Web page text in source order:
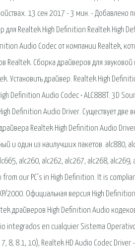
13 сен 2017 - 3 мин. - Добавлено
для Realtek High Definition Realtek High
Audio Codec от компании Realtek,
Realtek. Сборка драйверов для
Установить драйвер. Realtek High
Definition Audio Codec • ALC888T. 3D
Definition Audio Driver. Существует
Realtek High Definition Audio
и один из наилучших пакетов. alc880,
alc260, alc262, alc267, alc268,
our PC’s in High Definition. It is
2000. Официальная версия High
драйверов High Definition Audio
integrados en cualquier Sistema
8, 8.1, 10), Realtek HD Audio Codec